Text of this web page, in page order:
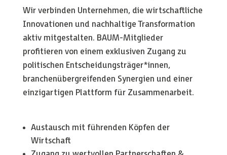
Wir verbinden Unternehmen, die wirtschaftliche
Innovationen und nachhaltige Transformation
aktiv mitgestalten. BAUM-Mitglieder
profitieren von einem exklusiven Zugang zu
politischen Entscheidungsträger*innen,
branchenübergreifenden Synergien und einer
einzigartigen Plattform für Zusammenarbeit.
Austausch mit führenden Köpfen der
Wirtschaft